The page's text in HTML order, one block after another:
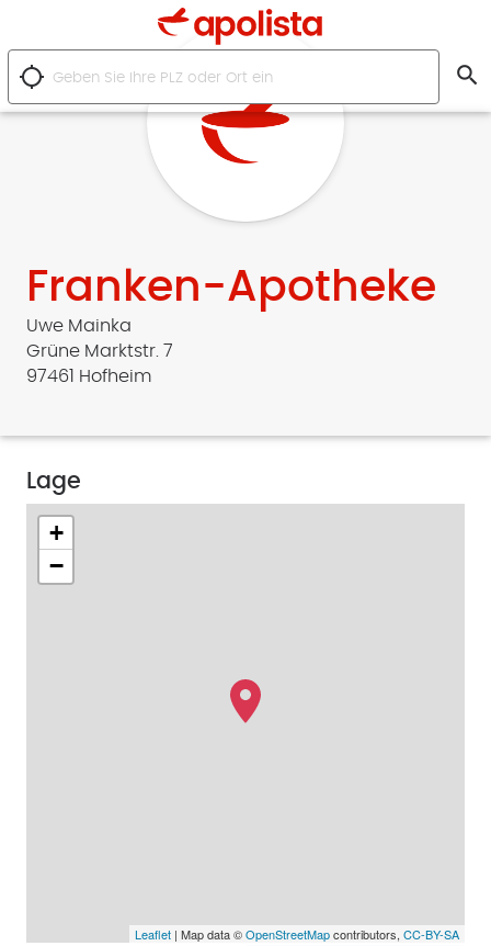
location_searching search
Franken-Apotheke
Uwe Mainka
Grüne Marktstr. 7
97461 Hofheim
Lage
+
−
Leaflet| Map data ©OpenStreetMapcontributors, CC-BY-SA